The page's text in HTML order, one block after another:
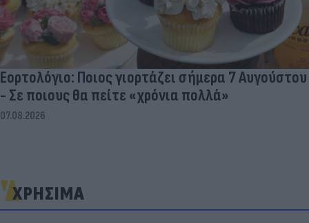
Εορτολόγιο: Ποιος γιορτάζει σήμερα 7 Αυγούστου
- Σε ποιους θα πείτε «χρόνια πολλά»
07.08.2026
ΧΡΗΣΙΜΑ